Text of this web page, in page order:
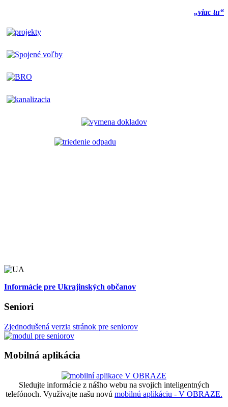
„viac tu“
Informácie pre Ukrajinských občanov
Seniori
Zjednodušená verzia stránok pre seniorov
Mobilná aplikácia
Sledujte informácie z nášho webu na svojich inteligentných
telefónoch. Využívajte našu novú mobilnú aplikáciu - V OBRAZE.